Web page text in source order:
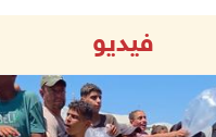
شمال رام الله
خلال مواجهات مع الاحتلال في ...
فيديو